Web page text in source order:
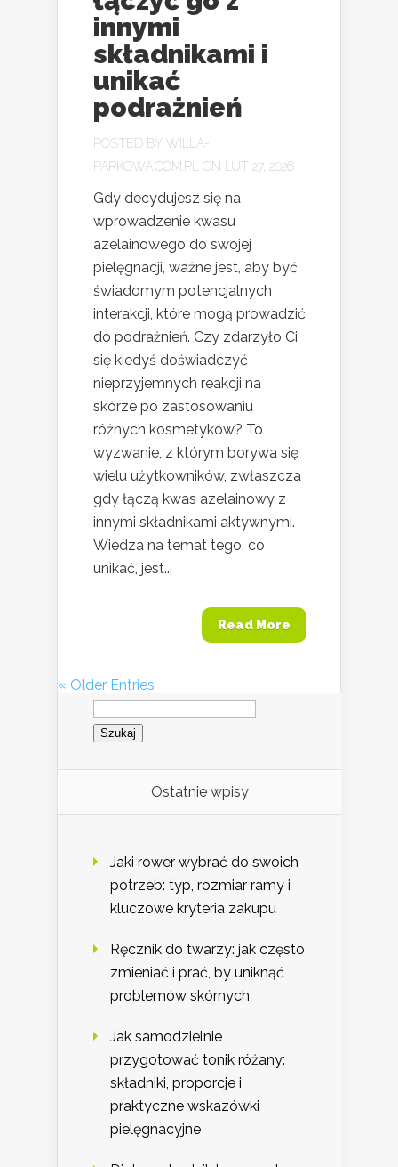
innymi
składnikami i
unikać
podrażnień
POSTED BY WILLA-
PARKOWA.COM.PL
ON LUT 27, 2026
Gdy decydujesz się na
wprowadzenie kwasu
azelainowego do swojej
pielęgnacji, ważne jest, aby być
świadomym potencjalnych
interakcji, które mogą prowadzić
do podrażnień. Czy zdarzyło Ci
się kiedyś doświadczyć
nieprzyjemnych reakcji na
skórze po zastosowaniu
różnych kosmetyków? To
wyzwanie, z którym borywa się
wielu użytkowników, zwłaszcza
gdy łączą kwas azelainowy z
innymi składnikami aktywnymi.
Wiedza na temat tego, co
unikać, jest...
Read More
« Older Entries
Szukaj:
Ostatnie wpisy
Jaki rower wybrać do swoich
potrzeb: typ, rozmiar ramy i
kluczowe kryteria zakupu
Ręcznik do twarzy: jak często
zmieniać i prać, by uniknąć
problemów skórnych
Jak samodzielnie
przygotować tonik różany:
składniki, proporcje i
praktyczne wskazówki
pielęgnacyjne